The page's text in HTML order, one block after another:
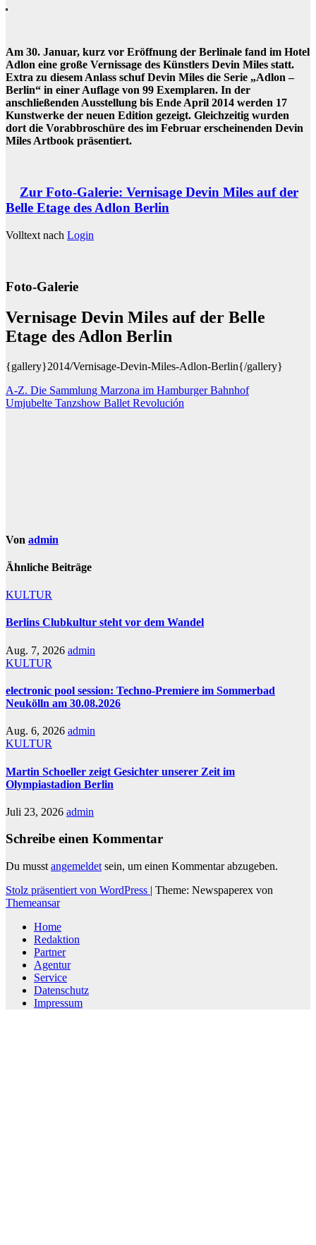
Am 30. Januar, kurz vor Eröffnung der Berlinale fand im Hotel
Adlon eine große Vernissage des Künstlers Devin Miles statt.
Extra zu diesem Anlass schuf Devin Miles die Serie „Adlon –
Berlin“ in einer Auflage von 99 Exemplaren. In der
anschließenden Ausstellung bis Ende April 2014 werden 17
Kunstwerke der neuen Edition gezeigt. Gleichzeitig wurden
dort die Vorabbroschüre des im Februar erscheinenden Devin
Miles Artbook präsentiert.
Zur Foto-Galerie: Vernisage Devin Miles auf der
Belle Etage des Adlon Berlin
Volltext nach Login
Foto-Galerie
Vernisage Devin Miles auf der Belle
Etage des Adlon Berlin
{gallery}2014/Vernisage-Devin-Miles-Adlon-Berlin{/gallery}
Beitragsnavigation
A-Z. Die Sammlung Marzona im Hamburger Bahnhof
Umjubelte Tanzshow Ballet Revolución
Von admin
Ähnliche Beiträge
KULTUR
Berlins Clubkultur steht vor dem Wandel
Aug. 7, 2026 admin
KULTUR
electronic pool session: Techno-Premiere im Sommerbad
Neukölln am 30.08.2026
Aug. 6, 2026 admin
KULTUR
Martin Schoeller zeigt Gesichter unserer Zeit im
Olympiastadion Berlin
Juli 23, 2026 admin
Schreibe einen Kommentar
Du musst angemeldet sein, um einen Kommentar abzugeben.
Stolz präsentiert von WordPress | Theme: Newspaperex von
Themeansar
Home
Redaktion
Partner
Agentur
Service
Datenschutz
Impressum